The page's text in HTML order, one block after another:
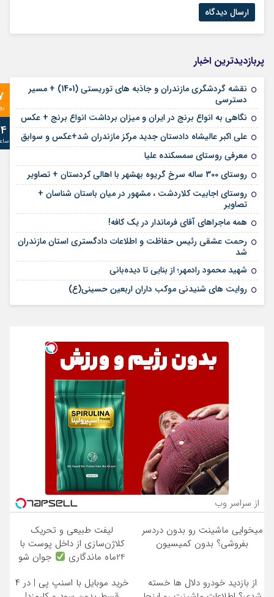
پربازدیدترین اخبار
نقشه گردشگری مازندران و جاذبه های توریستی (1401) + مسیر
دسترسی
نگاهی به انواع برنج در ایران و میزان برداشت انواع برنج + عکس
علی‌ اکبر عالیشاه دادستان جدید مرکز مازندران شد+عکس و سوابق
معرفی روستای سمسکنده علیا
روستای 300 ساله سرخ ‌گریوه بهشهر با اهالی کردستان + تصاویر
روستای اجابیت کلاردشت ، مشهور در میان باستان شناسان +
تصاویر
همه ماجراهای آقای فرماندار در یک کافه!
رحمت عشقی رئیس حفاظت و اطلاعات دادگستری استان مازندران
شد
شهید محمود رادمهر؛ از بنایی تا دیده‌بانی
روایت های شنیدنی موکب داران اربعین حسینی(ع)
از سراسر وب
میخوایی ماشینت رو بدون دردسر
بفروشی؟ بدون کمیسیون
لیفت طبیعی و تحریک
کلاژن‌سازی از داخل پوست با
24ماه ماندگاری
جوان شو
از بازدید خودرو دلال ها خسته
خرید موبایل با اسنپ پی | در ۴